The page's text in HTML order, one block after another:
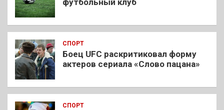
СПОРТ
Боец UFC раскритиковал форму
актеров сериала «Слово пацана»
СПОРТ